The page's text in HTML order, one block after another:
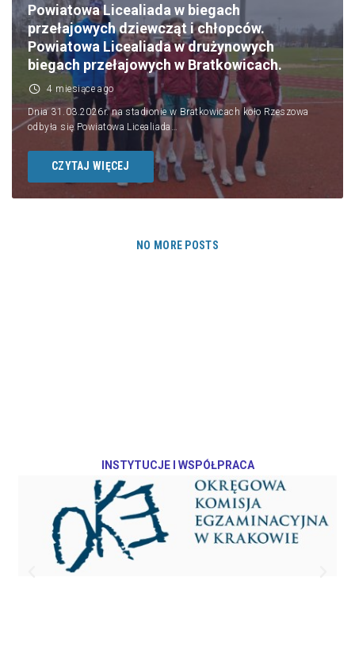
Powiatowa Licealiada w biegach
przełajowych dziewcząt i chłopców.
Powiatowa Licealiada w drużynowych
biegach przełajowych w Bratkowicach.
4 miesiące ago
Dnia 31.03.2026r. na stadionie w Bratkowicach koło Rzeszowa
odbyła się Powiatowa Licealiada…
CZYTAJ WIĘCEJ
NO MORE POSTS
INSTYTUCJE I WSPÓŁPRACA